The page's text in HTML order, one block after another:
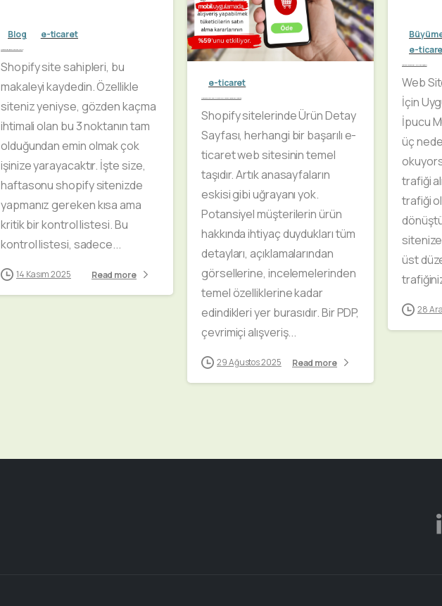
Blog e-ticaret
Shopify site sahipleri, bu
makaleyi kaydedin. Özellikle
siteniz yeniyse, gözden kaçma
ihtimali olan bu 3 noktanın tam
olduğundan emin olmak çok
işinize yarayacaktır. İşte size,
haftasonu shopify sitenizde
yapmanız gereken kısa ama
kritik bir kontrol listesi. Bu
kontrol listesi, sadece...
14 Kasım 2025 Read more
e-ticaret
Shopify sitelerinde Ürün Detay
Sayfası, herhangi bir başarılı e-
ticaret web sitesinin temel
taşıdır. Artık anasayfaların
eskisi gibi uğrayanı yok.
Potansiyel müşterilerin ürün
hakkında ihtiyaç duydukları tüm
detayları, açıklamalarından
görsellerine, incelemelerinden
temel özelliklerine kadar
edindikleri yer burasıdır. Bir PDP,
çevrimiçi alışveriş...
29 Ağustos 2025 Read more
e-
Web
İçin
İpucu
üç
trafiği
trafiği
sitenize
üst
28